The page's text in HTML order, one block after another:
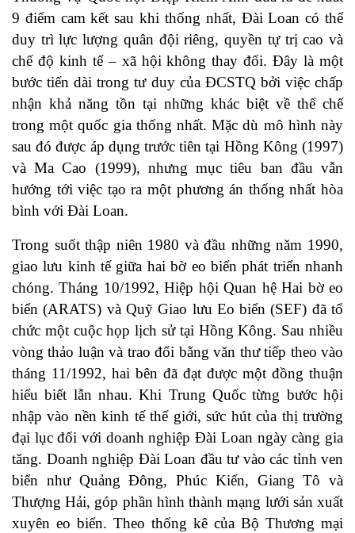
9 điểm cam kết sau khi thống nhất, Đài Loan có thể
duy trì lực lượng quân đội riêng, quyền tự trị cao và
chế độ kinh tế – xã hội không thay đổi. Đây là một
bước tiến dài trong tư duy của ĐCSTQ bởi việc chấp
nhận khả năng tồn tại những khác biệt về thể chế
trong một quốc gia thống nhất. Mặc dù mô hình này
sau đó được áp dụng trước tiên tại Hồng Kông (1997)
và Ma Cao (1999), nhưng mục tiêu ban đầu vẫn
hướng tới việc tạo ra một phương án thống nhất hòa
bình với Đài Loan.
Trong suốt thập niên 1980 và đầu những năm 1990,
giao lưu kinh tế giữa hai bờ eo biển phát triển nhanh
chóng. Tháng 10/1992, Hiệp hội Quan hệ Hai bờ eo
biển (ARATS) và Quỹ Giao lưu Eo biển (SEF) đã tổ
chức một cuộc họp lịch sử tại Hồng Kông. Sau nhiều
vòng thảo luận và trao đổi bằng văn thư tiếp theo vào
tháng 11/1992, hai bên đã đạt được một đồng thuận
hiểu biết lẫn nhau. Khi Trung Quốc từng bước hội
nhập vào nền kinh tế thế giới, sức hút của thị trường
đại lục đối với doanh nghiệp Đài Loan ngày càng gia
tăng. Doanh nghiệp Đài Loan đầu tư vào các tỉnh ven
biển như Quảng Đông, Phúc Kiến, Giang Tô và
Thượng Hải, góp phần hình thành mạng lưới sản xuất
xuyên eo biển. Theo thống kê của Bộ Thương mại